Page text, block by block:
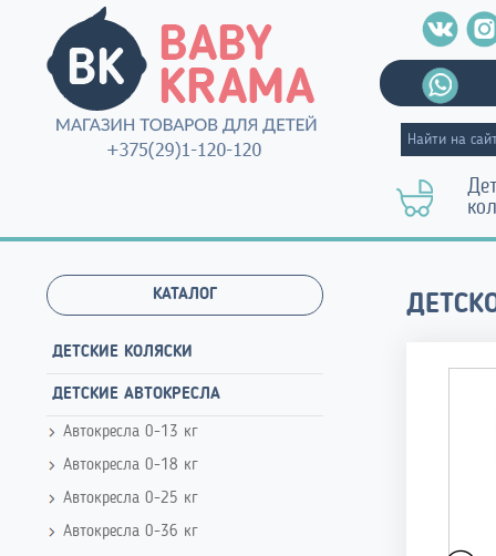
КАТАЛОГ
ДЕТСКИЕ КОЛЯСКИ
ДЕТСКИЕ АВТОКРЕСЛА
Автокресла 0-13 кг
Автокресла 0-18 кг
Автокресла 0-25 кг
Автокресла 0-36 кг